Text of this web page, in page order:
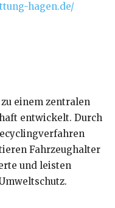
hagen.de/
einem zentralen
entwickelt. Durch
Fahrzeughalter
und leisten